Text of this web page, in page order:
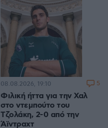
Φιλική ήττα για την Χαλ
στο ντεμπούτο του
Τζολάκη, 2-0 από την
Άϊντραχτ
08.08.2026, 19:10 5